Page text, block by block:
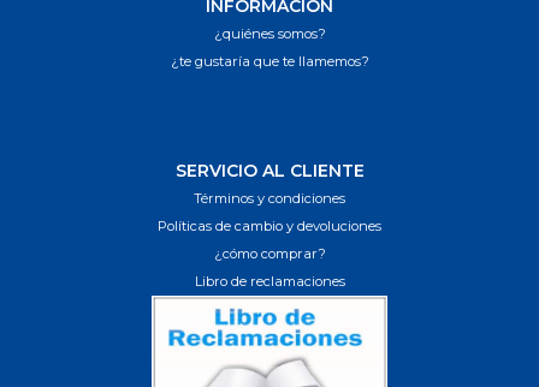
INFORMACIÓN
¿quiénes somos?
¿te gustaría que te llamemos?
SERVICIO AL CLIENTE
Términos y condiciones
Políticas de cambio y devoluciones
¿cómo comprar?
Libro de reclamaciones